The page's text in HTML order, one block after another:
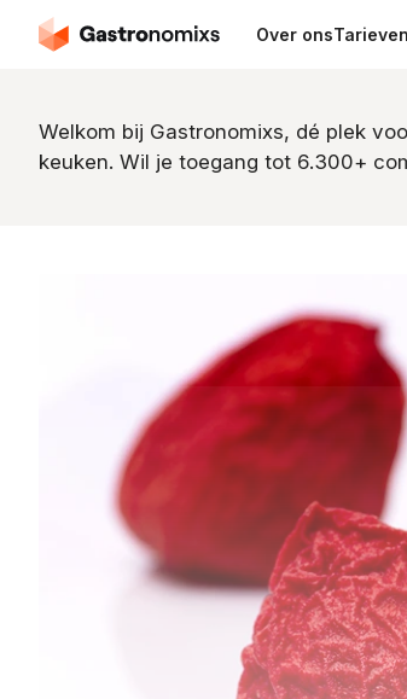
Over onsTarieven
Welkom bij Gastronomixs, dé plek
keuken. Wil je toegang tot 6.300+